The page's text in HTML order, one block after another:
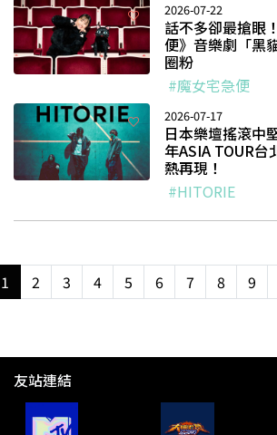
2026-07-22
話不多卻最搶眼
便》音樂劇「黑
圈粉
#魔女宅急便
2026-07-17
日本樂壇搖滾中
年ASIA TOUR
熱再現！
#HITORIE
1 2 3 4 5 6 7 8 9
友站連結